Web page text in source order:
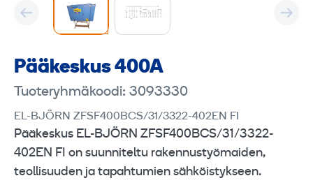
Pääkeskus 400A
Tuoteryhmäkoodi: 3093330
EL-BJÖRN ZFSF400BCS/31/3322-402EN FI
Pääkeskus EL-BJÖRN ZFSF400BCS/31/3322-
402EN FI on suunniteltu rakennustyömaiden,
teollisuuden ja tapahtumien sähköistykseen.